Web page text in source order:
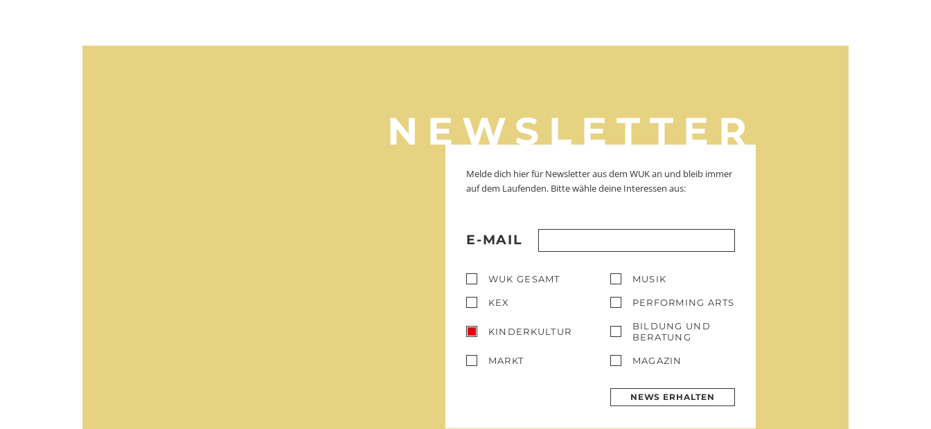
NEWSLETTER
Melde dich hier für Newsletter aus dem WUK an und bleib immer
auf dem Laufenden. Bitte wähle deine Interessen aus:
E-MAIL
WUK GESAMT MUSIK
KEX PERFORMING ARTS
KINDERKULTUR
BILDUNG UND
BERATUNG
MARKT MAGAZIN
NEWS ERHALTEN